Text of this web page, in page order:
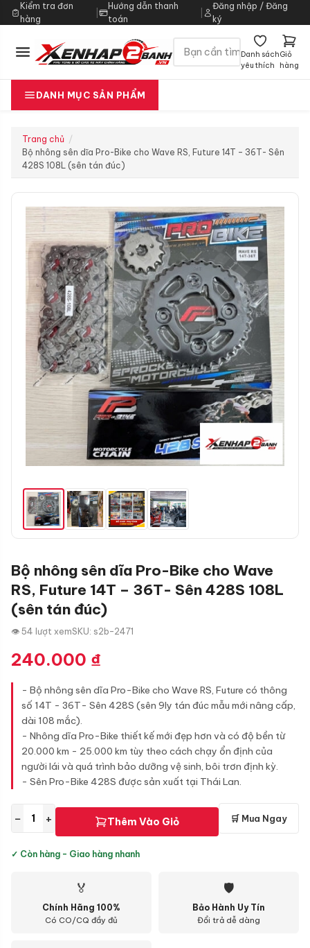
Kiểm tra đơn
hàng
|
Hướng dẫn thanh
toán
Đăng nhập / Đăng
ký
Danh sách
yêu thích
Giỏ
hàng
DANH MỤC SẢN PHẨM
Trang chủ
Bộ nhông sên dĩa Pro-Bike cho Wave RS, Future 14T – 36T- Sên
428S 108L (sên tán đúc)
Bộ nhông sên dĩa Pro-Bike cho Wave
RS, Future 14T – 36T- Sên 428S 108L
(sên tán đúc)
👁 54 lượt xemSKU: s2b-2471
240.000 ₫
- Bộ nhông sên dĩa Pro-Bike cho Wave RS, Future có thông
số 14T - 36T- Sên 428S (sên 9ly tán đúc mẫu mới nâng cấp,
dài 108 mắc).
- Nhông dĩa Pro-Bike thiết kế mới đẹp hơn và có độ bền từ
20.000 km - 25.000 km tùy theo cách chạy ổn định của
người lái và quá trình bảo dưỡng vệ sinh, bôi trơn định kỳ.
- Sên Pro-Bike 428S được sản xuất tại Thái Lan.
− + Thêm Vào Giỏ 🛒 Mua Ngay
✓ Còn hàng - Giao hàng nhanh
🏅
Chính Hãng 100%
Có CO/CQ đầy đủ
🛡
Bảo Hành Uy Tín
Đổi trả dễ dàng